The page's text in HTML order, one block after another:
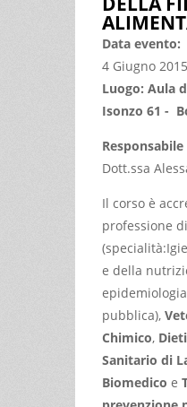
Data evento:
4 Giugno 2015
Luogo: Aula
Isonzo 61 -
Dott.ssa
Il corso è
professione di
e della
pubblica),
Chimico,
Sanitario di
Biomedico e